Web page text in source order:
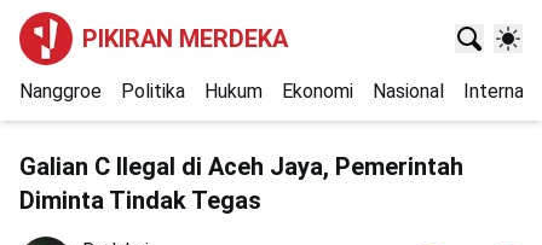
PIKIRAN MERDEKA
Nanggroe Politika Hukum Ekonomi Nasional
Galian C Ilegal di Aceh Jaya, Pemerintah
Diminta Tindak Tegas